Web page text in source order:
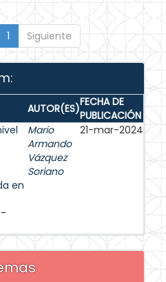
1 Siguiente
AUTOR(ES)FECHA DE
PUBLICACIÓN
en
Mario
Armando
Vázquez
Soriano
21-mar-2024